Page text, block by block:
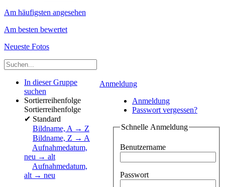
Am häufigsten angesehen
Am besten bewertet
Neueste Fotos
Anmeldung
Anmeldung
Passwort vergessen?
Schnelle Anmeldung
Benutzername
Passwort
In dieser Gruppe
suchen
Sortierreihenfolge
Sortierreihenfolge
✔ Standard
Bildname, A → Z
Bildname, Z → A
Aufnahmedatum,
neu → alt
Aufnahmedatum,
alt → neu